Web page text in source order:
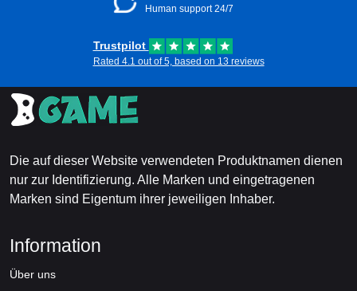
Human support 24/7
Trustpilot
Rated 4.1 out of 5, based on 13 reviews
Die auf dieser Website verwendeten Produktnamen dienen
nur zur Identifizierung. Alle Marken und eingetragenen
Marken sind Eigentum ihrer jeweiligen Inhaber.
Information
Über uns